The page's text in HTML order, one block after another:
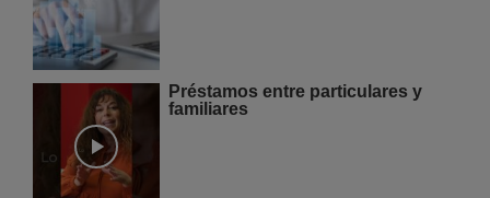
Préstamos entre particulares y
familiares